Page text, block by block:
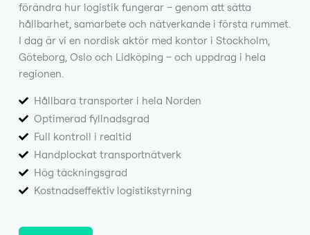
förändra hur logistik fungerar – genom att sätta
hållbarhet, samarbete och nätverkande i första rummet.
I dag är vi en nordisk aktör med kontor i Stockholm,
Göteborg, Oslo och Lidköping – och uppdrag i hela
regionen.
Hållbara transporter i hela Norden
Optimerad fyllnadsgrad
Full kontroll i realtid
Handplockat transportnätverk
Hög täckningsgrad
Kostnadseffektiv logistikstyrning